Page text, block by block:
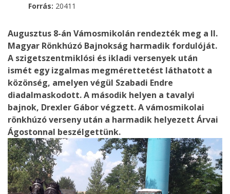
Forrás: 20411
Augusztus 8-án Vámosmikolán rendezték meg a II.
Magyar Rönkhúzó Bajnokság harmadik fordulóját.
A szigetszentmiklósi és ikladi versenyek után
ismét egy izgalmas megmérettetést láthatott a
közönség, amelyen végül Szabadi Endre
diadalmaskodott. A második helyen a tavalyi
bajnok, Drexler Gábor végzett. A vámosmikolai
rönkhúzó verseny után a harmadik helyezett Árvai
Ágostonnal beszélgettünk.